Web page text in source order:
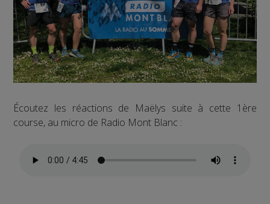
Écoutez les réactions de Maëlys suite à cette 1ère
course, au micro de Radio Mont Blanc :